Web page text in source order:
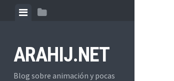
ViewView
ARAHIJ.NET
Blog sobre animación y pocas